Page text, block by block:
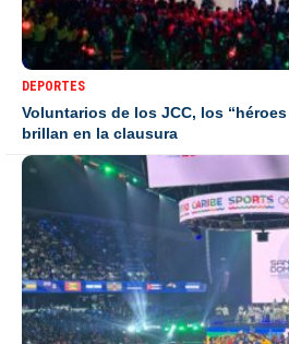
DEPORTES
Voluntarios de los JCC, los
brillan en la clausura